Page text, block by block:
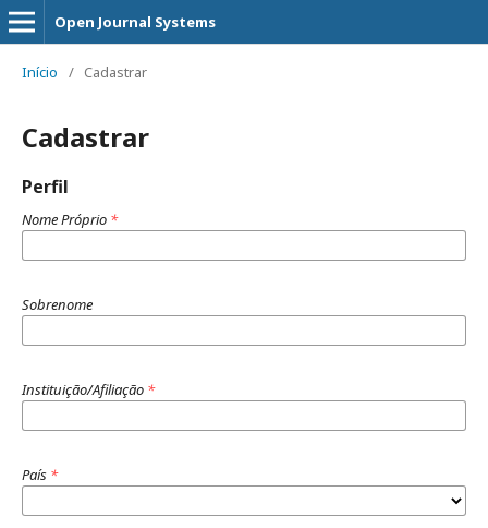
Open Journal Systems
Início / Cadastrar
Cadastrar
Perfil
Nome Próprio *
Sobrenome
Instituição/Afiliação *
País *